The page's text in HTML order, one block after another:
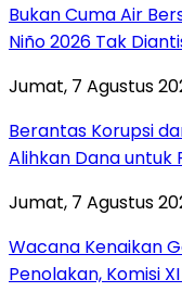
Bukan Cuma Air
Niño 2026 Tak
Jumat, 7 Agustus
Berantas Korupsi
Alihkan Dana untuk
Jumat, 7 Agustus
Wacana Kenaikan
Penolakan, Komisi